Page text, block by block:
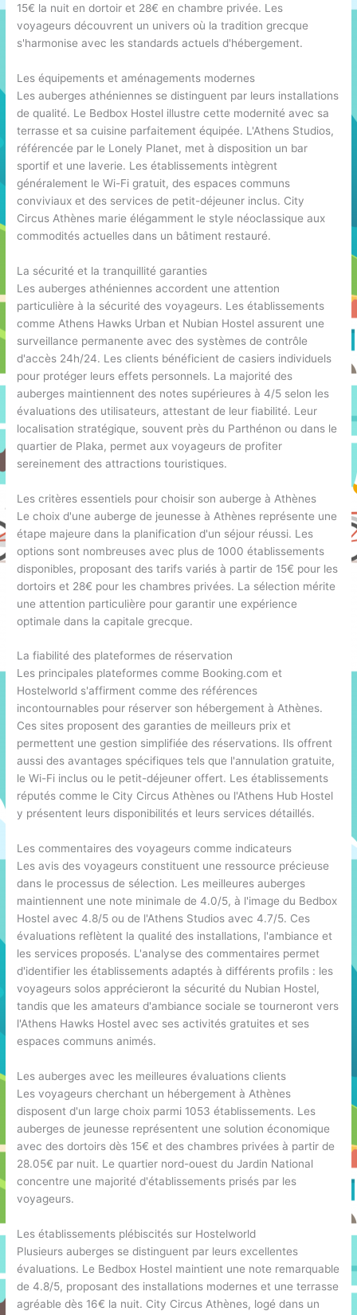
15€ la nuit en dortoir et 28€ en chambre privée. Les
voyageurs découvrent un univers où la tradition grecque
s'harmonise avec les standards actuels d'hébergement.
Les équipements et aménagements modernes
Les auberges athéniennes se distinguent par leurs installations
de qualité. Le Bedbox Hostel illustre cette modernité avec sa
terrasse et sa cuisine parfaitement équipée. L'Athens Studios,
référencée par le Lonely Planet, met à disposition un bar
sportif et une laverie. Les établissements intègrent
généralement le Wi-Fi gratuit, des espaces communs
conviviaux et des services de petit-déjeuner inclus. City
Circus Athènes marie élégamment le style néoclassique aux
commodités actuelles dans un bâtiment restauré.
La sécurité et la tranquillité garanties
Les auberges athéniennes accordent une attention
particulière à la sécurité des voyageurs. Les établissements
comme Athens Hawks Urban et Nubian Hostel assurent une
surveillance permanente avec des systèmes de contrôle
d'accès 24h/24. Les clients bénéficient de casiers individuels
pour protéger leurs effets personnels. La majorité des
auberges maintiennent des notes supérieures à 4/5 selon les
évaluations des utilisateurs, attestant de leur fiabilité. Leur
localisation stratégique, souvent près du Parthénon ou dans le
quartier de Plaka, permet aux voyageurs de profiter
sereinement des attractions touristiques.
Les critères essentiels pour choisir son auberge à Athènes
Le choix d'une auberge de jeunesse à Athènes représente une
étape majeure dans la planification d'un séjour réussi. Les
options sont nombreuses avec plus de 1000 établissements
disponibles, proposant des tarifs variés à partir de 15€ pour les
dortoirs et 28€ pour les chambres privées. La sélection mérite
une attention particulière pour garantir une expérience
optimale dans la capitale grecque.
La fiabilité des plateformes de réservation
Les principales plateformes comme Booking.com et
Hostelworld s'affirment comme des références
incontournables pour réserver son hébergement à Athènes.
Ces sites proposent des garanties de meilleurs prix et
permettent une gestion simplifiée des réservations. Ils offrent
aussi des avantages spécifiques tels que l'annulation gratuite,
le Wi-Fi inclus ou le petit-déjeuner offert. Les établissements
réputés comme le City Circus Athènes ou l'Athens Hub Hostel
y présentent leurs disponibilités et leurs services détaillés.
Les commentaires des voyageurs comme indicateurs
Les avis des voyageurs constituent une ressource précieuse
dans le processus de sélection. Les meilleures auberges
maintiennent une note minimale de 4.0/5, à l'image du Bedbox
Hostel avec 4.8/5 ou de l'Athens Studios avec 4.7/5. Ces
évaluations reflètent la qualité des installations, l'ambiance et
les services proposés. L'analyse des commentaires permet
d'identifier les établissements adaptés à différents profils : les
voyageurs solos apprécieront la sécurité du Nubian Hostel,
tandis que les amateurs d'ambiance sociale se tourneront vers
l'Athens Hawks Hostel avec ses activités gratuites et ses
espaces communs animés.
Les auberges avec les meilleures évaluations clients
Les voyageurs cherchant un hébergement à Athènes
disposent d'un large choix parmi 1053 établissements. Les
auberges de jeunesse représentent une solution économique
avec des dortoirs dès 15€ et des chambres privées à partir de
28.05€ par nuit. Le quartier nord-ouest du Jardin National
concentre une majorité d'établissements prisés par les
voyageurs.
Les établissements plébiscités sur Hostelworld
Plusieurs auberges se distinguent par leurs excellentes
évaluations. Le Bedbox Hostel maintient une note remarquable
de 4.8/5, proposant des installations modernes et une terrasse
agréable dès 16€ la nuit. City Circus Athènes, logé dans un